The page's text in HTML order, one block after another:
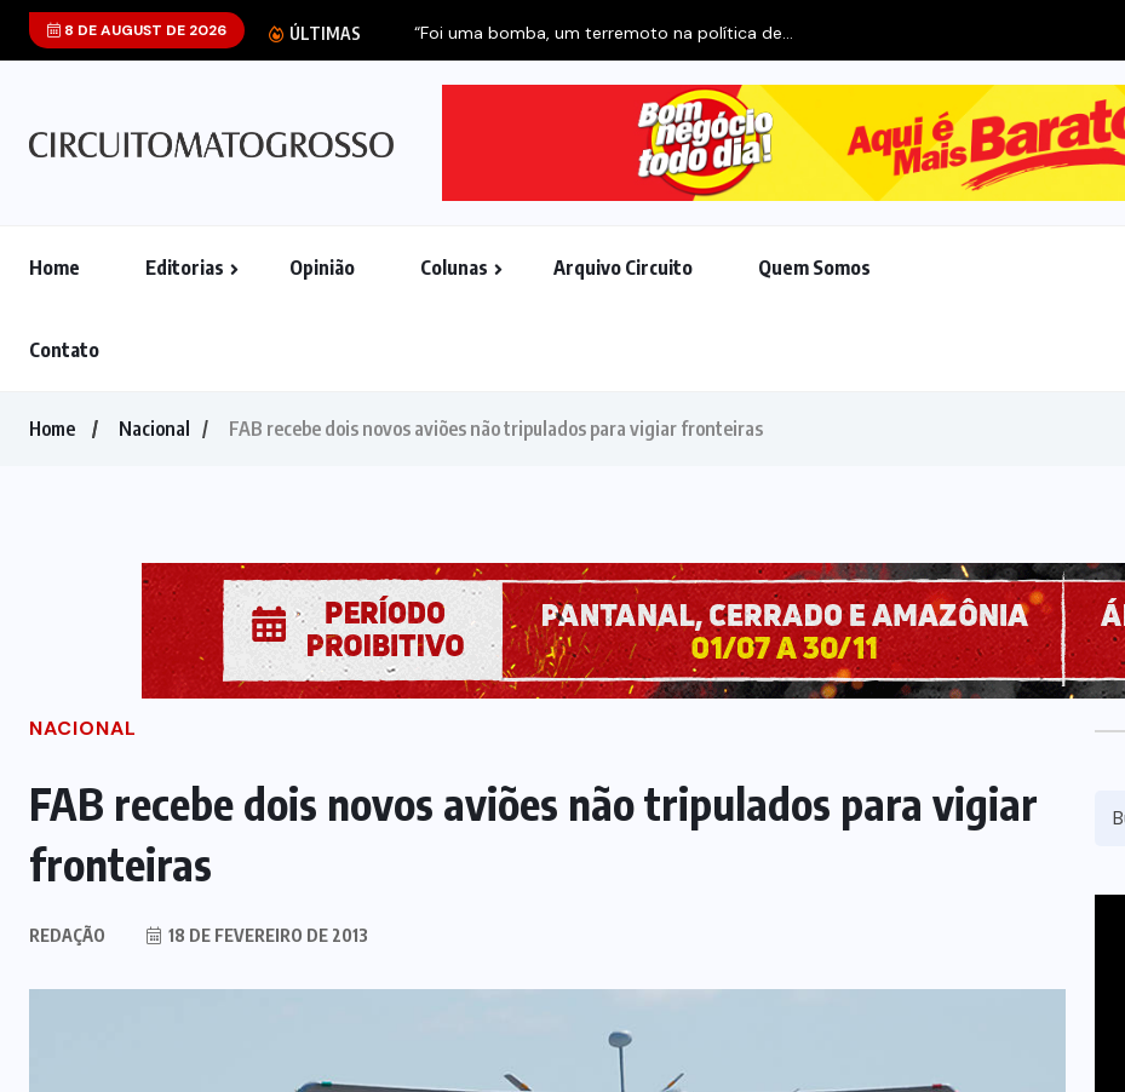
8 DE AUGUST DE 2026 ÚLTIMAS Dia dos Pais impulsiona varejo e reforça conexão...
Home Editorias Opinião Colunas Arquivo Circuito Quem Somos
Contato
Home Nacional FAB recebe dois novos aviões não tripulados para vigiar fronteiras
NACIONAL
FAB recebe dois novos aviões não tripulados para vigiar
fronteiras
REDAÇÃO 18 DE FEVEREIRO DE 2013